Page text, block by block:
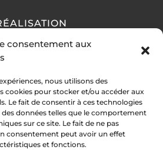
consentement aux
nous utilisons des
cookies pour stocker et/ou accéder aux
Le fait de consentir à ces technologies
données telles que le comportement
sur ce site. Le fait de ne pas
consentement peut avoir un effet
et fonctions.